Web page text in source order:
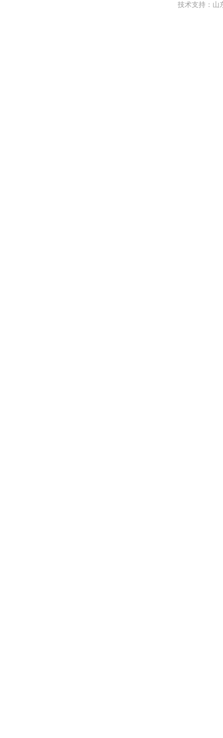
技术支持： 山